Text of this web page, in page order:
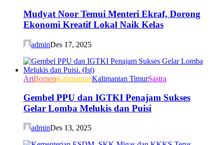
Mudyat Noor Temui Menteri Ekraf, Dorong
Ekonomi Kreatif Lokal Naik Kelas
adminDes 17, 2025
ArtBorneoKalimantanKalimantan TimurSastra
Gembel PPU dan IGTKI Penajam Sukses
Gelar Lomba Melukis dan Puisi
adminDes 13, 2025